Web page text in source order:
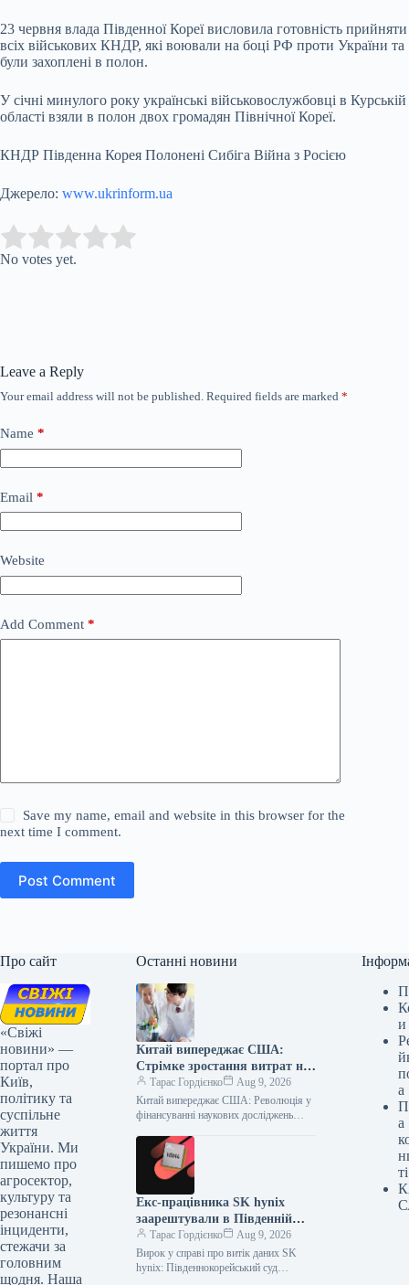
23 червня влада Південної Кореї висловила готовність прийняти
всіх військових КНДР, які воювали на боці РФ проти України та
були захоплені в полон.
У січні минулого року українські військовослужбовці в Курській
області взяли в полон двох громадян Північної Кореї.
КНДР Південна Корея Полонені Сибіга Війна з Росією
Джерело: www.ukrinform.ua
Rate this item:
No votes yet.
Leave a Reply
Your email address will not be published. Required fields are marked *
Name *
Email *
Website
Add Comment *
Save my name, email and website in this browser for the
next time I comment.
Post Comment
Про сайт
«Свіжі
новини» —
портал про
Київ,
політику та
суспільне
життя
України. Ми
пишемо про
агросектор,
культуру та
резонансні
інциденти,
стежачи за
головним
щодня. Наша
Останні новини
Китай випереджає США:
Стрімке зростання витрат на
наукові дослідження
Тарас Гордієнко
Aug 9, 2026
Китай випереджає США: Революція у
фінансуванні наукових досліджень
вимагає значних інвестицій, і в
глобальній гонці за лідерство…
Екс-працівника SK hynix
заарештували в Південній
Кореї за передачу секретних
документів китайській
компанії
Тарас Гордієнко
Aug 9, 2026
Вирок у справі про витік даних SK
hynix: Південнокорейський суд
и
а
а
ті